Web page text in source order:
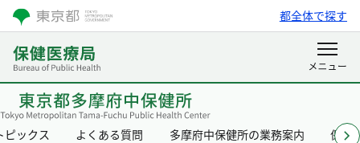
都全体で探す
ピックス よくある質問 多摩府中保健所の業務案内 保健